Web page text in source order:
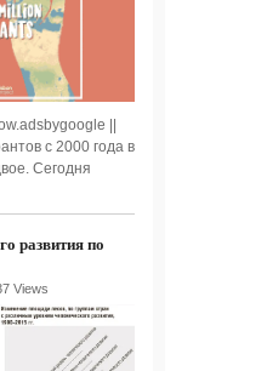
||
с 2000 года в
Сегодня
развития по
Views